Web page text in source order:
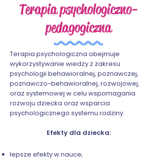
Terapia psychologiczno-
pedagogiczna
Terapia psychologiczna obejmuje
wykorzystywanie wiedzy z zakresu
psychologii behawioralnej, poznawczej,
poznawczo-behawioralnej, rozwojowej,
oraz systemowej w celu wspomagania
rozwoju dziecka oraz wsparcia
psychologicznego systemu rodziny.
Efekty dla dziecka:
lepsze efekty w nauce;